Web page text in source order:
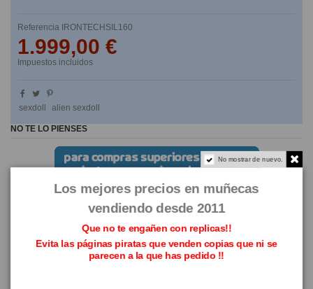
Referencia IRONTECHSIL160
1.999,00 €
Impuestos incluidos
sexdoll alien sexdoll
NO TE LO PIENSES
No mostrar de nuevo.
Los mejores precios en muñecas
vendiendo desde 2011
Que no te engañen con replicas!!
Evita las páginas piratas que venden copias que ni se
parecen a la que has pedido !!